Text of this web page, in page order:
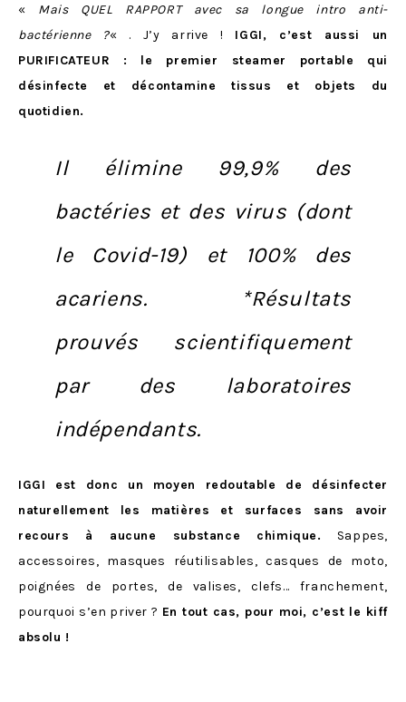
« Mais QUEL RAPPORT avec sa longue intro anti-
bactérienne ?« . J’y arrive ! IGGI, c’est aussi un
PURIFICATEUR : le premier steamer portable qui
désinfecte et décontamine tissus et objets du
quotidien.
Il élimine 99,9% des
bactéries et des virus (dont
le Covid-19) et 100% des
acariens.
*Résultats
prouvés scientifiquement
par des laboratoires
indépendants.
IGGI est donc un moyen redoutable de désinfecter
naturellement les matières et surfaces sans avoir
recours à aucune substance chimique. Sappes,
accessoires, masques réutilisables, casques de moto,
poignées de portes, de valises, clefs… franchement,
pourquoi s’en priver ? En tout cas, pour moi, c’est le kiff
absolu !